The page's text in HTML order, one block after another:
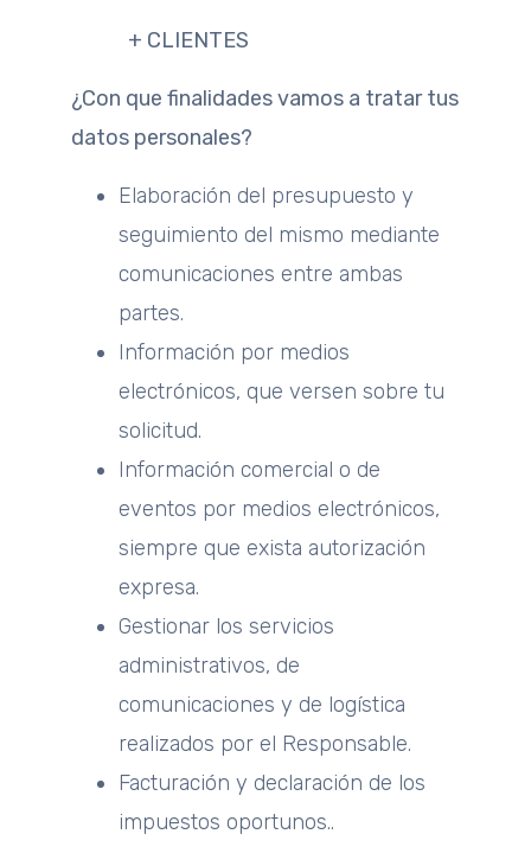
+ CLIENTES
¿Con que finalidades vamos a tratar tus
datos personales?
Elaboración del presupuesto y
seguimiento del mismo mediante
comunicaciones entre ambas
partes.
Información por medios
electrónicos, que versen sobre tu
solicitud.
Información comercial o de
eventos por medios electrónicos,
siempre que exista autorización
expresa.
Gestionar los servicios
administrativos, de
comunicaciones y de logística
realizados por el Responsable.
Facturación y declaración de los
impuestos oportunos..